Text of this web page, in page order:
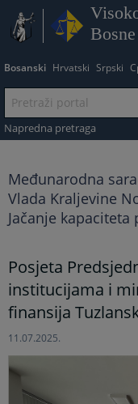
Bosanski Hrvatski Srpski
Napredna pretraga
Međunarodna
Vlada Kraljevine
Jačanje kapaciteta
Posjeta
institucijama i
finansija
11.07.2025.